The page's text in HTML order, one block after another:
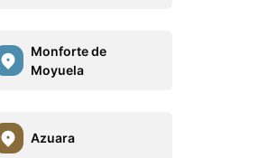
Monforte de
Moyuela
Azuara